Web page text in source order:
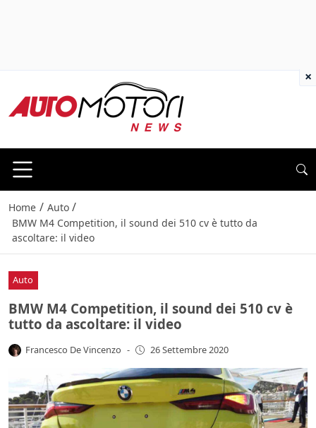
Home / Auto /
BMW M4 Competition, il sound dei 510 cv è tutto da
ascoltare: il video
Auto
BMW M4 Competition, il sound dei 510 cv è
tutto da ascoltare: il video
Francesco De Vincenzo - 26 Settembre 2020
×